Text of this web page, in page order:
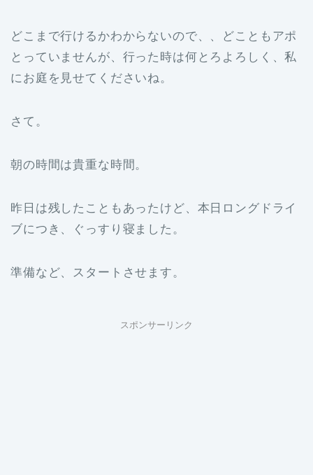
どこまで行けるかわからないので、、どこともアポ
とっていませんが、行った時は何とろよろしく、私
にお庭を見せてくださいね。
さて。
朝の時間は貴重な時間。
昨日は残したこともあったけど、本日ロングドライ
ブにつき、ぐっすり寝ました。
準備など、スタートさせます。
スポンサーリンク